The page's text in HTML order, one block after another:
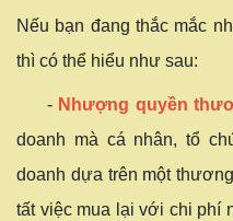
Nếu bạn đang thắc mắc
thì có thể hiểu như sau:
- Nhượng quyền
doanh mà cá nhân, tổ
doanh dựa trên một
tất việc mua lại với chi phí